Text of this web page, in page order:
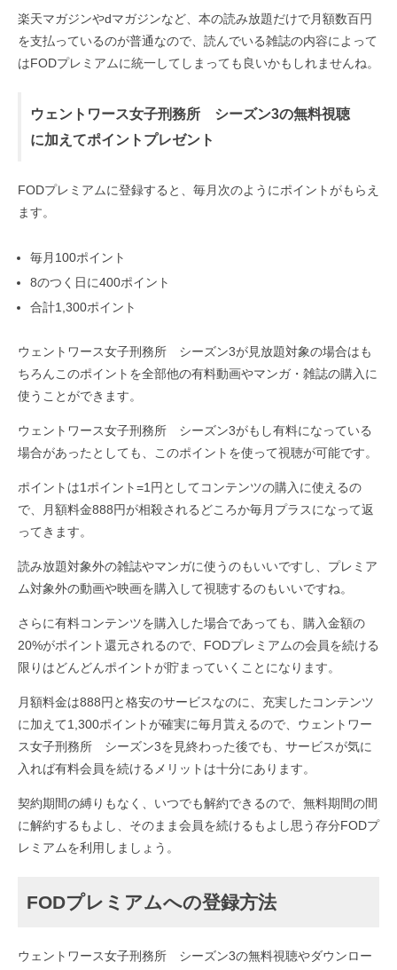
楽天マガジンやdマガジンなど、本の読み放題だけで月額数百円
を支払っているのが普通なので、読んでいる雑誌の内容によって
はFODプレミアムに統一してしまっても良いかもしれませんね。
ウェントワース女子刑務所 シーズン3の無料視聴
に加えてポイントプレゼント
FODプレミアムに登録すると、毎月次のようにポイントがもらえ
ます。
毎月100ポイント
8のつく日に400ポイント
合計1,300ポイント
ウェントワース女子刑務所 シーズン3が見放題対象の場合はも
ちろんこのポイントを全部他の有料動画やマンガ・雑誌の購入に
使うことができます。
ウェントワース女子刑務所 シーズン3がもし有料になっている
場合があったとしても、このポイントを使って視聴が可能です。
ポイントは1ポイント=1円としてコンテンツの購入に使えるの
で、月額料金888円が相殺されるどころか毎月プラスになって返
ってきます。
読み放題対象外の雑誌やマンガに使うのもいいですし、プレミア
ム対象外の動画や映画を購入して視聴するのもいいですね。
さらに有料コンテンツを購入した場合であっても、購入金額の
20%がポイント還元されるので、FODプレミアムの会員を続ける
限りはどんどんポイントが貯まっていくことになります。
月額料金は888円と格安のサービスなのに、充実したコンテンツ
に加えて1,300ポイントが確実に毎月貰えるので、ウェントワー
ス女子刑務所 シーズン3を見終わった後でも、サービスが気に
入れば有料会員を続けるメリットは十分にあります。
契約期間の縛りもなく、いつでも解約できるので、無料期間の間
に解約するもよし、そのまま会員を続けるもよし思う存分FODプ
レミアムを利用しましょう。
FODプレミアムへの登録方法
ウェントワース女子刑務所 シーズン3の無料視聴やダウンロー